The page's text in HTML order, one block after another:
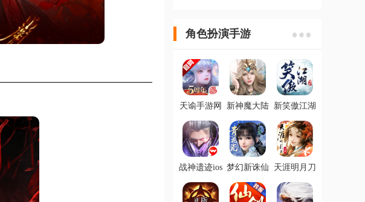
角色扮演手游
天谕手游网
新神魔大陆 新笑傲江湖
利版
战神遗迹ios 梦幻新诛仙
天涯明月刀